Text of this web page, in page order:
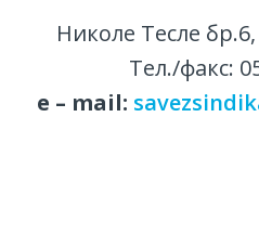
Николе Тесле
Тел./факс:
е – mail: